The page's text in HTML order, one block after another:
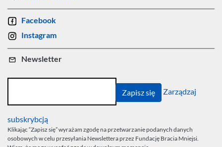
Facebook
Instagram
Newsletter
Zarządzaj
subskrybcją
Klikając “Zapisz się” wyrażam zgodę na przetwarzanie podanych danych
osobowych w celu przesyłania Newslettera przez Fundację Bracia Mniejsi.